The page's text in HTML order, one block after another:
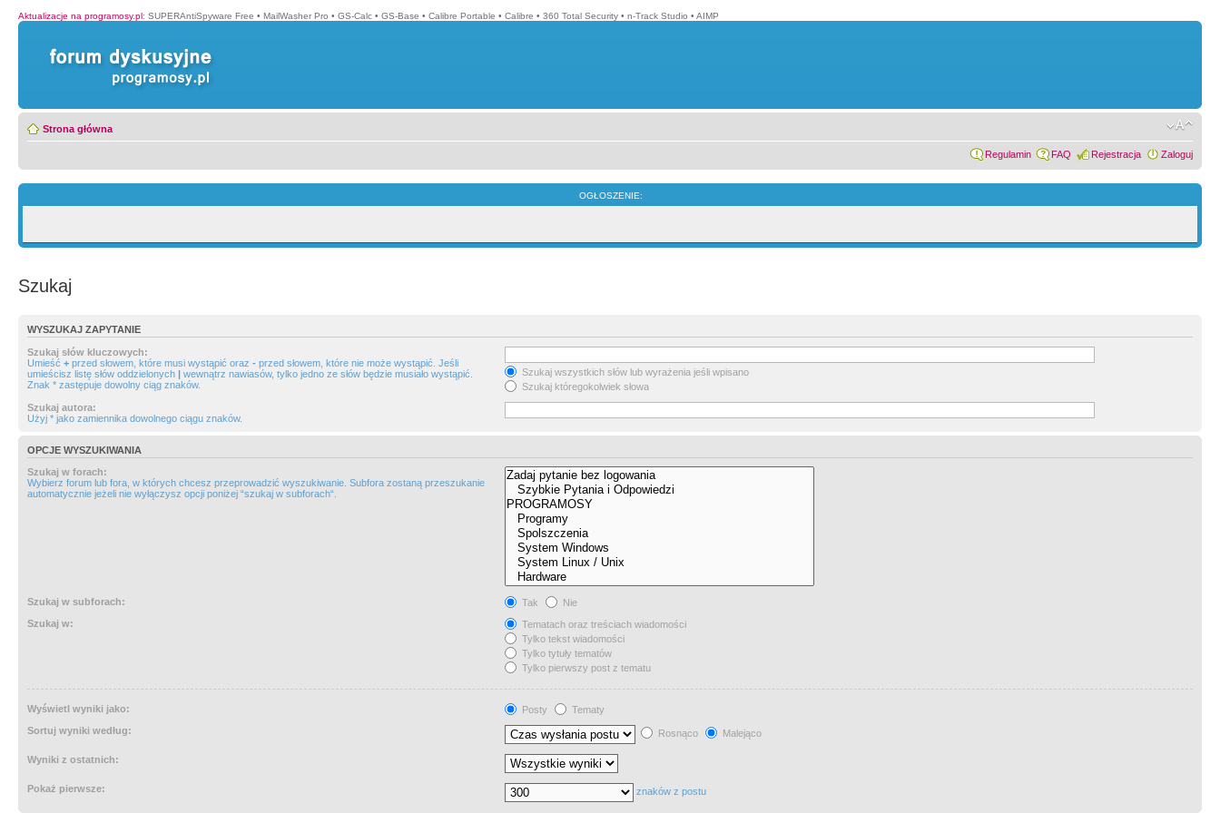
Aktualizacje na programosy.pl: SUPERAntiSpyware Free • MailWasher Pro • GS-Calc • GS-Base • Calibre Portable • Calibre • 360 Total Security • n-Track Studio • AIMP
Strona główna
Regulamin FAQ Rejestracja Zaloguj
OGŁOSZENIE:
Szukaj
WYSZUKAJ ZAPYTANIE
Szukaj słów kluczowych:
Umieść + przed słowem, które musi wystąpić oraz - przed słowem, które nie może wystąpić. Jeśli
umieścisz listę słów oddzielonych | wewnątrz nawiasów, tylko jedno ze słów będzie musiało wystąpić.
Znak * zastępuje dowolny ciąg znaków.
Szukaj wszystkich słów lub wyrażenia jeśli wpisano
Szukaj któregokolwiek słowa
Szukaj autora:
Użyj * jako zamiennika dowolnego ciągu znaków.
OPCJE WYSZUKIWANIA
Szukaj w forach:
Wybierz forum lub fora, w których chcesz przeprowadzić wyszukiwanie. Subfora zostaną przeszukanie
automatycznie jeżeli nie wyłączysz opcji poniżej “szukaj w subforach“.
Szukaj w subforach: Tak
Nie
Szukaj w:
Tematach oraz treściach wiadomości
Tylko tekst wiadomości
Tylko tytuły tematów
Tylko pierwszy post z tematu
Wyświetl wyniki jako: Posty
Tematy
Sortuj wyniki według:
Rosnąco Malejąco
Wyniki z ostatnich:
Pokaż pierwsze: znaków z postu